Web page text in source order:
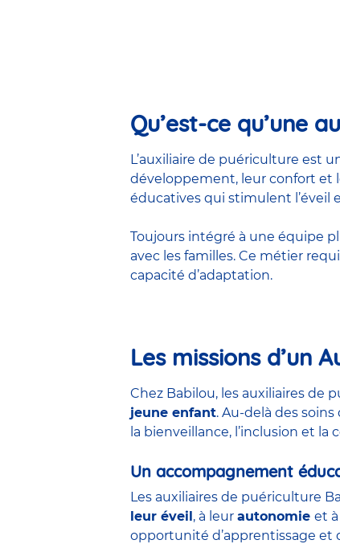
Qu’est-ce qu’une
L’auxiliaire de puériculture est
développement, leur confort et
éducatives qui stimulent l’éveil
Toujours intégré à une équipe
avec les familles. Ce métier
capacité d’adaptation.
Les missions d’un
Chez Babilou, les auxiliaires de
jeune enfant. Au-delà des
la bienveillance, l’inclusion et
Un accompagnement
Les auxiliaires de puériculture
leur éveil, à leur autonomie et
opportunité d’apprentissage et